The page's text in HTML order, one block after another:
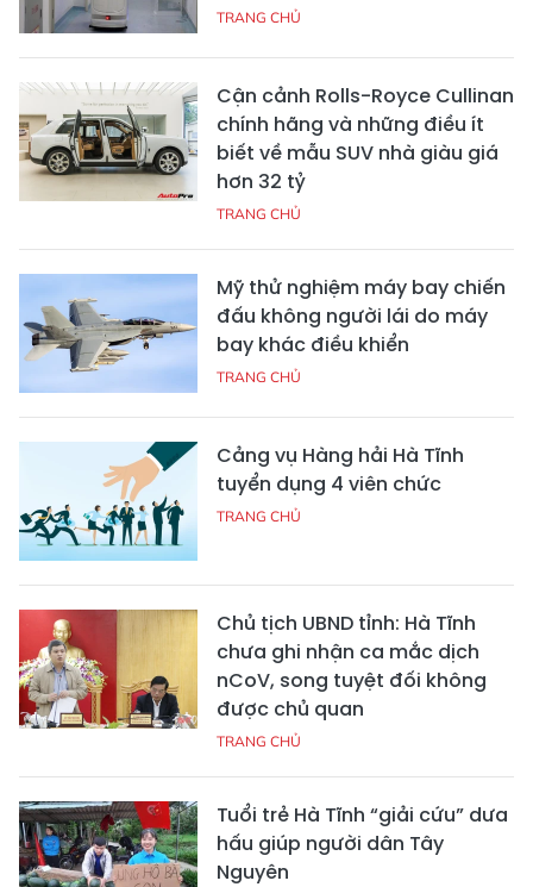
TRANG CHỦ
Cận cảnh Rolls-Royce Cullinan
chính hãng và những điều ít
biết về mẫu SUV nhà giàu giá
hơn 32 tỷ
TRANG CHỦ
Mỹ thử nghiệm máy bay chiến
đấu không người lái do máy
bay khác điều khiển
TRANG CHỦ
Cảng vụ Hàng hải Hà Tĩnh
tuyển dụng 4 viên chức
TRANG CHỦ
Chủ tịch UBND tỉnh: Hà Tĩnh
chưa ghi nhận ca mắc dịch
nCoV, song tuyệt đối không
được chủ quan
TRANG CHỦ
Tuổi trẻ Hà Tĩnh “giải cứu” dưa
hấu giúp người dân Tây
Nguyên